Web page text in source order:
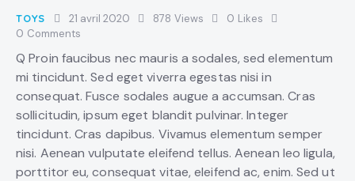
TOYS 21 avril 2020 878 Views 0 Likes
0 Comments
Q Proin faucibus nec mauris a sodales, sed elementum
mi tincidunt. Sed eget viverra egestas nisi in
consequat. Fusce sodales augue a accumsan. Cras
sollicitudin, ipsum eget blandit pulvinar. Integer
tincidunt. Cras dapibus. Vivamus elementum semper
nisi. Aenean vulputate eleifend tellus. Aenean leo ligula,
porttitor eu, consequat vitae, eleifend ac, enim. Sed ut